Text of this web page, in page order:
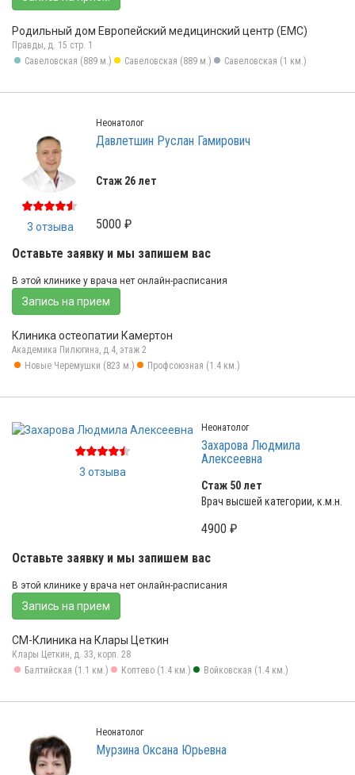
Родильный дом Европейский медицинский центр (ЕМС)
Правды, д. 15 стр. 1
Савеловская (889 м.)
Савеловская (889 м.) Савеловская (1 км.)
3 отзыва
Неонатолог
Давлетшин Руслан Гамирович
Стаж 26 лет
5000 ₽
Оставьте заявку и мы запишем вас
В этой клинике у врача нет онлайн-расписания
Запись на прием
Клиника остеопатии Камертон
Академика Пилюгина, д.4, этаж 2
Новые Черемушки (823 м.)
Профсоюзная (1.4 км.)
3 отзыва
Неонатолог
Захарова Людмила
Алексеевна
Стаж 50 лет
Врач высшей категории, к.м.н.
4900 ₽
Оставьте заявку и мы запишем вас
В этой клинике у врача нет онлайн-расписания
Запись на прием
СМ-Клиника на Клары Цеткин
Клары Цеткин, д. 33, корп. 28
Балтийская (1.1 км.)
Коптево (1.4 км.) Войковская (1.4 км.)
Неонатолог
Мурзина Оксана Юрьевна